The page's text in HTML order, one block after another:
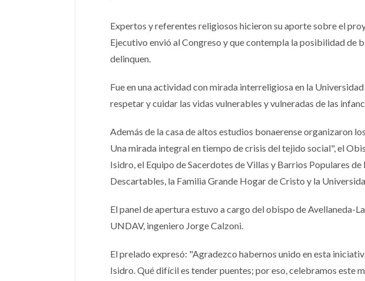
Expertos y referentes religiosos hicieron su aporte sobre el
Ejecutivo envió al Congreso y que contempla la posibilidad de
delinquen.
Fue en una actividad con mirada interreligiosa en la
respetar y cuidar las vidas vulnerables y vulneradas de las
Además de la casa de altos estudios bonaerense organizaron
Una mirada integral en tiempo de crisis del tejido social", el
Isidro, el Equipo de Sacerdotes de Villas y Barrios Populares
Descartables, la Familia Grande Hogar de Cristo y la
El panel de apertura estuvo a cargo del obispo de Avellaneda-
UNDAV, ingeniero Jorge Calzoni.
El prelado expresó: "Agradezco habernos unido en esta
Isidro. Qué difícil es tender puentes; por eso, celebramos este